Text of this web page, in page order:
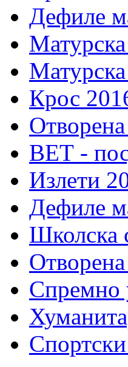
Дефиле
Матурска
Матурска
Крос
ВЕТ -
Излети
Дефиле
Школска
Спремно